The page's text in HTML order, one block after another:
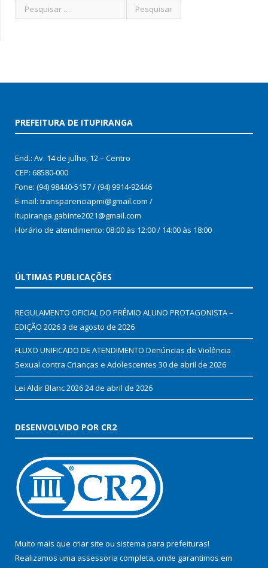
PREFEITURA DE ITUPIRANGA
End.: Av. 14 de julho, 12 – Centro
CEP: 68580-000
Fone: (94) 98440-5157 / (94) 9914-92446
E-mail: transparenciapmi@gmail.com /
Itupiranga.gabinte2021@gmail.com
Horário de atendimento: 08:00 às 12:00 / 14:00 às 18:00
ÚLTIMAS PUBLICAÇÕES
REGULAMENTO OFICIAL DO PRÊMIO ALUNO PROTAGONISTA –
EDIÇÃO 20263 de agosto de 2026
FLUXO UNIFICADO DE ATENDIMENTO Denúncias de Violência
Sexual contra Crianças e Adolescentes 30 de abril de 2026
Lei Aldir Blanc 202624 de abril de 2026
DESENVOLVIDO POR CR2
Muito mais que criar site ou sistema para prefeituras!
Realizamos uma assessoria completa, onde garantimos em